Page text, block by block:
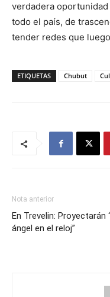
verdadera
todo el país, de
tender redes que
ETIQUETAS Chubut
Nota anterior
En Trevelin: Proyectarán
ángel en el reloj”